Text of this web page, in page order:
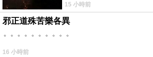
15 小時前
邪正道殊苦樂各異
。。。。。。。。。。
16 小時前